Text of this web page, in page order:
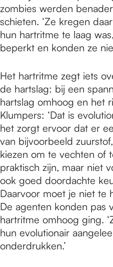
zombies werden
schieten. ‘Ze kregen
hun hartritme te laag
beperkt en konden ze
Het hartritme zegt iets
de hartslag: bij een
hartslag omhoog en het
Klumpers: ‘Dat is
het zorgt ervoor dat er
van bijvoorbeeld
kiezen om te vechten of
praktisch zijn, maar niet
ook goed doordachte
Daarvoor moet je niet te
De agenten konden pas
hartritme omhoog ging.
hun evolutionair
onderdrukken.’